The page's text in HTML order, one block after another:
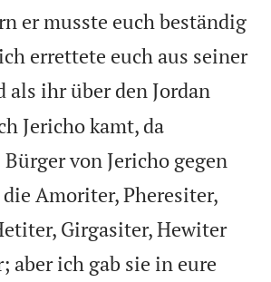
er musste euch beständig
errettete euch aus seiner
als ihr über den Jordan
Jericho kamt, da
von Jericho gegen
die Amoriter, Pheresiter,
Girgasiter, Hewiter
aber ich gab sie in eure